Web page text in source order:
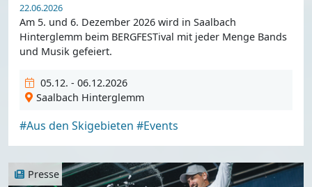
22.06.2026
Am 5. und 6. Dezember 2026 wird in Saalbach
Hinterglemm beim BERGFESTival mit jeder Menge Bands
und Musik gefeiert.
05.12. - 06.12.2026
Saalbach Hinterglemm
#Aus den Skigebieten #Events
Presse